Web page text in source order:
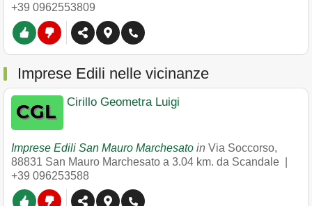
+39 0962553809
Imprese Edili nelle vicinanze
Cirillo Geometra Luigi
Imprese Edili San Mauro Marchesato in Via Soccorso,
88831 San Mauro Marchesato a 3.04 km. da Scandale |
+39 096253588